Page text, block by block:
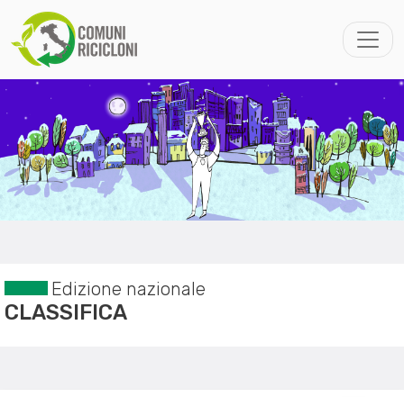
Edizione nazionale
CLASSIFICA